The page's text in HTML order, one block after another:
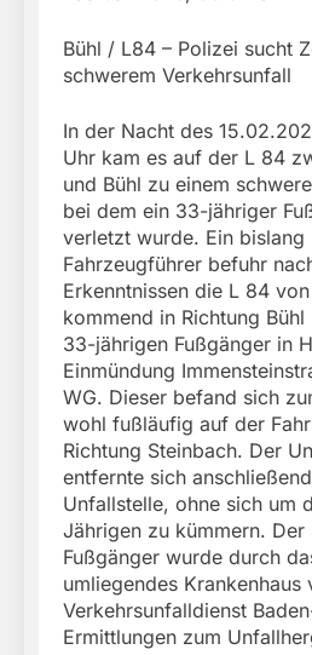
Bühl / L84 – Polizei sucht
schwerem Verkehrsunfall
In der Nacht des
Uhr kam es auf der L 84
und Bühl zu einem
bei dem ein 33-jähriger
verletzt wurde. Ein bislang
Fahrzeugführer befuhr
Erkenntnissen die L 84
kommend in Richtung
33-jährigen Fußgänger in
Einmündung
WG. Dieser befand sich
wohl fußläufig auf der
Richtung Steinbach. Der
entfernte sich
Unfallstelle, ohne sich um
Jährigen zu kümmern.
Fußgänger wurde durch
umliegendes Krankenhaus
Verkehrsunfalldienst
Ermittlungen zum